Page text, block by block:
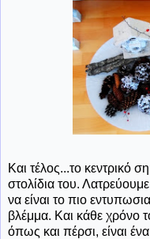
Και τέλος...το κεντρικό
στολίδια του.
να είναι το πιο
βλέμμα. Και κάθε χρόνο
όπως και πέρσι, είναι